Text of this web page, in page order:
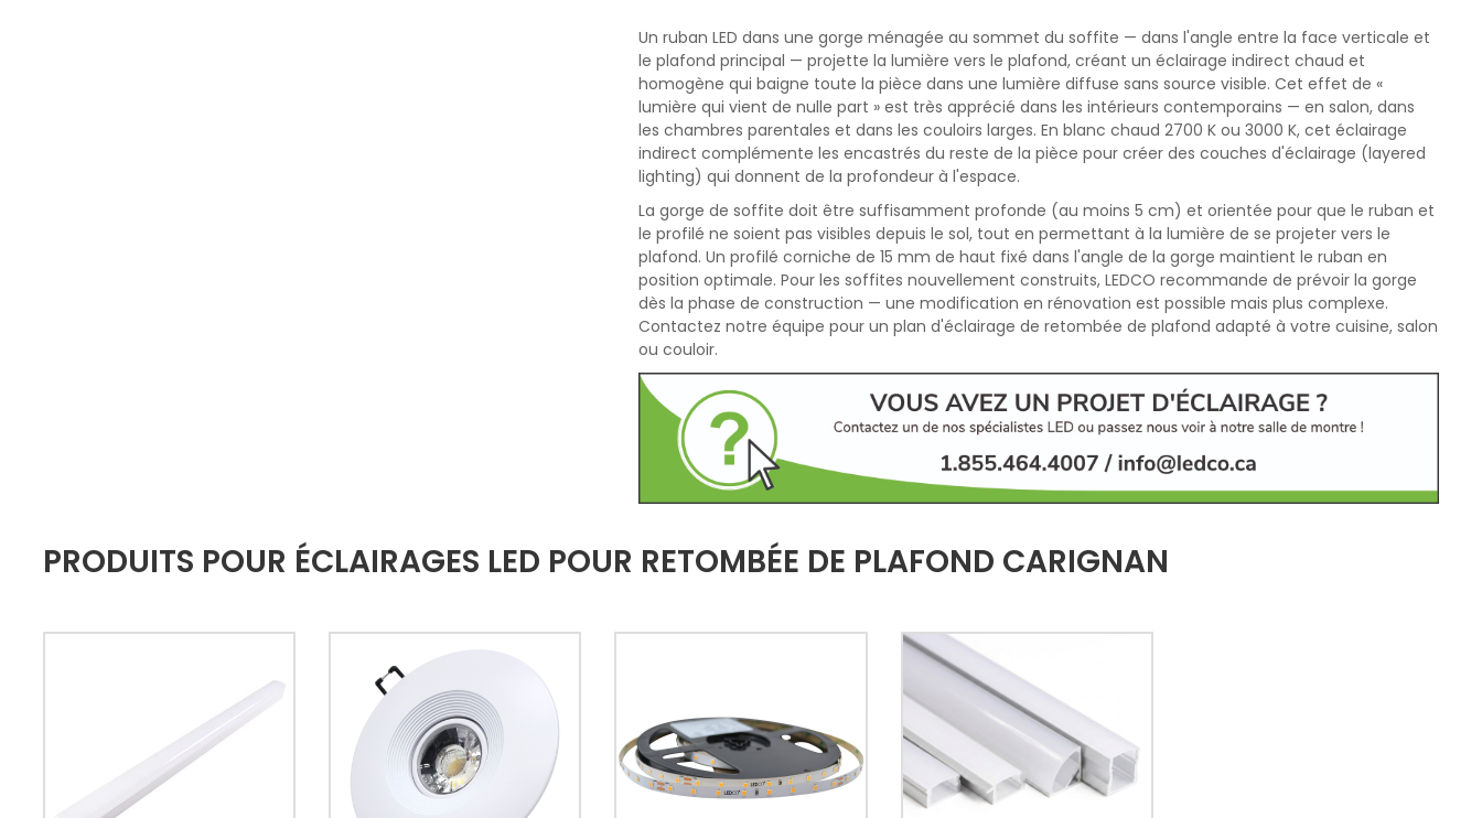
Un ruban LED dans une gorge ménagée au sommet du soffite — dans l'angle entre la face verticale et
le plafond principal — projette la lumière vers le plafond, créant un éclairage indirect chaud et
homogène qui baigne toute la pièce dans une lumière diffuse sans source visible. Cet effet de «
lumière qui vient de nulle part » est très apprécié dans les intérieurs contemporains — en salon, dans
les chambres parentales et dans les couloirs larges. En blanc chaud 2700 K ou 3000 K, cet éclairage
indirect complémente les encastrés du reste de la pièce pour créer des couches d'éclairage (layered
lighting) qui donnent de la profondeur à l'espace.
La gorge de soffite doit être suffisamment profonde (au moins 5 cm) et orientée pour que le ruban et
le profilé ne soient pas visibles depuis le sol, tout en permettant à la lumière de se projeter vers le
plafond. Un profilé corniche de 15 mm de haut fixé dans l'angle de la gorge maintient le ruban en
position optimale. Pour les soffites nouvellement construits, LEDCO recommande de prévoir la gorge
dès la phase de construction — une modification en rénovation est possible mais plus complexe.
Contactez notre équipe pour un plan d'éclairage de retombée de plafond adapté à votre cuisine, salon
ou couloir.
PRODUITS POUR ÉCLAIRAGES LED POUR RETOMBÉE DE PLAFOND CARIGNAN